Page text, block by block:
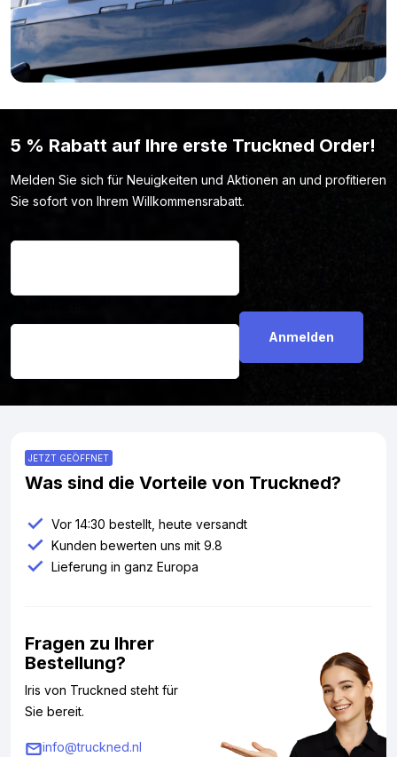
SeiteLED-Lichtwerbung
an. Wer weiß, vielleicht findest du dort
das Modell, das du suchst.
5 % Rabatt auf Ihre erste Truckned Order!
Melden Sie sich für Neuigkeiten und Aktionen an und profitieren
Sie sofort von Ihrem Willkommensrabatt.
JETZT GEÖFFNET
Was sind die Vorteile von Truckned?
Vor 14:30 bestellt, heute versandt
Kunden bewerten uns mit 9.8
Lieferung in ganz Europa
Fragen zu Ihrer
Bestellung?
Iris von Truckned steht für
Sie bereit.
info@truckned.nl